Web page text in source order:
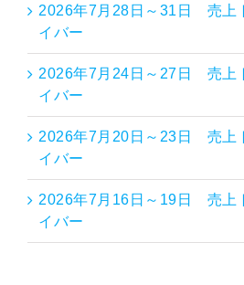
2026年7月28日～31日 売上
イバー
2026年7月24日～27日 売上
イバー
2026年7月20日～23日 売上
イバー
2026年7月16日～19日 売上
イバー